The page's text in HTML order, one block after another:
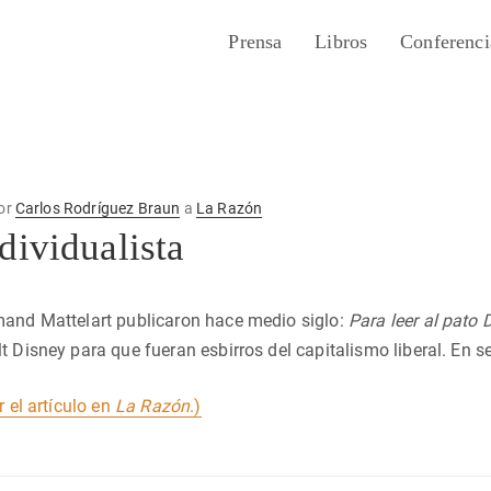
Prensa Libros
Carlos Rodríguez Braun a La Razón
Mattelart publicaron hace medio siglo: Para leer al pato
Disney para que fueran esbirros del capitalismo liberal. En
el artículo en La Razón.)